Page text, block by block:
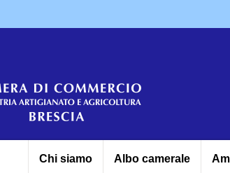
Chi siamo Albo camerale